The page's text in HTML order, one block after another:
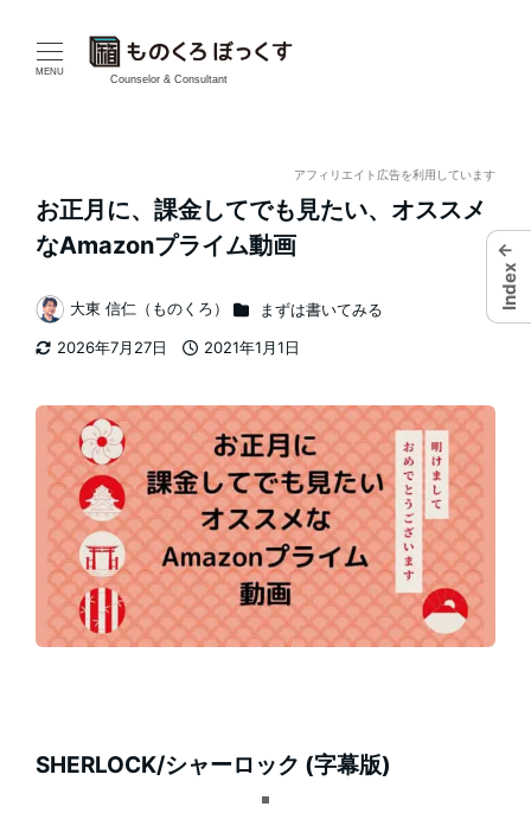
MENU
Counselor & Consultant
アフィリエイト広告を利用しています
お正月に、課金してでも見たい、オススメ
なAmazonプライム動画
2026年7月27日
2021年1月1日
著
者
大東 信仁（ものくろ） カテゴリー
まずは書いてみる
SHERLOCK/シャーロック (字幕版)
←
Index